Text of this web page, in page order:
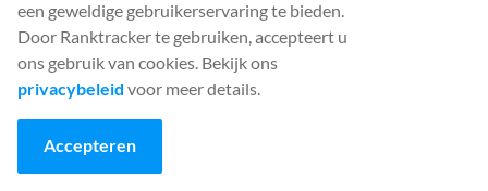
Keyword Finder
SERP Checker
Web Audit
Backlink Checker
Backlink Monitor
een geweldige gebruikerservaring te bieden.
Door Ranktracker te gebruiken, accepteert u
ons gebruik van cookies. Bekijk ons
privacybeleid voor meer details.
Accepteren